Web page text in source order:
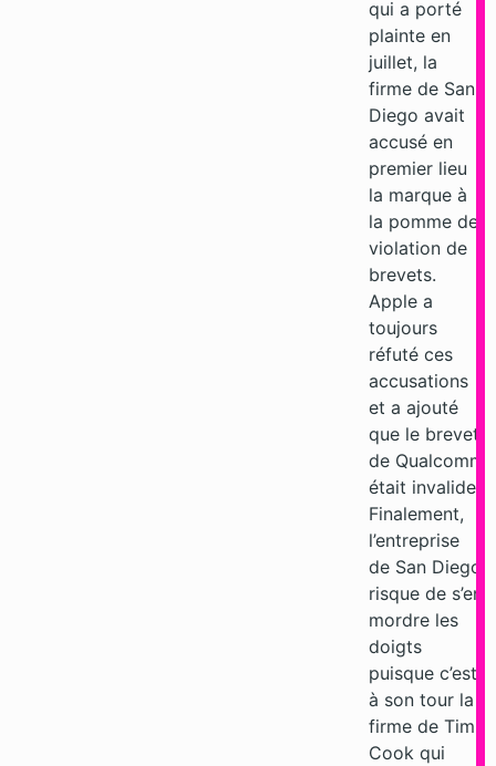
qui a porté
plainte en
juillet, la
firme de San
Diego avait
accusé en
premier lieu
la marque à
la pomme de
violation de
brevets.
Apple a
toujours
réfuté ces
accusations
et a ajouté
que le brevet
de Qualcomm
était invalide.
Finalement,
l’entreprise
de San Diego
risque de s’en
mordre les
doigts
puisque c’est
à son tour la
firme de Tim
Cook qui